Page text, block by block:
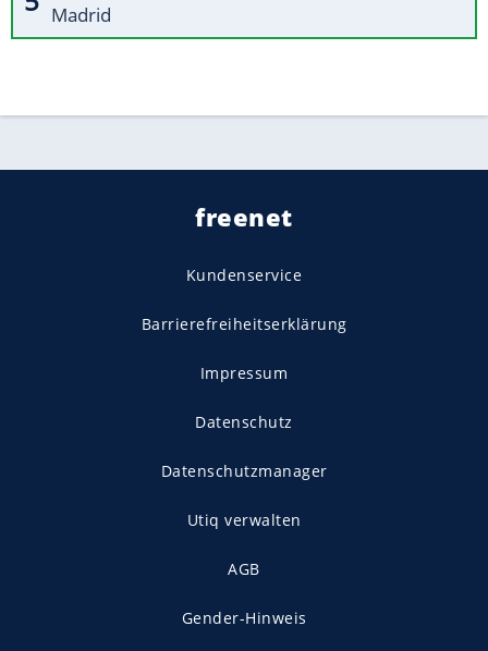
Madrid
freenet
Kundenservice
Barrierefreiheitserklärung
Impressum
Datenschutz
Datenschutzmanager
Utiq verwalten
AGB
Gender-Hinweis